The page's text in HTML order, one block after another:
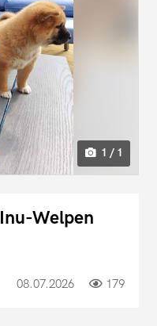
1 / 1
Welpen
08.07.2026 179